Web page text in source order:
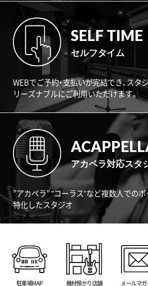
SELF TIME
セルフタイム
WEBでご予約・支払いが完結でき、スタ
リーズナブルにご利用いただけます。
アカペラ対応スタ
”アカペラ” "コーラス"など複数人での
特化したスタジオ
駐車場MAP 機材預かり店舗 メールマ